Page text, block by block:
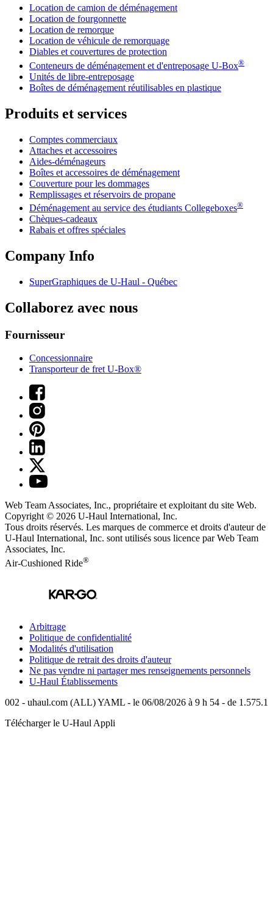
Location de camion de déménagement
Location de fourgonnette
Location de remorque
Location de véhicule de remorquage
Diables et couvertures de protection
Conteneurs de déménagement et d'entreposage U-Box®
Unités de libre-entreposage
Boîtes de déménagement réutilisables en plastique
Produits et services
Comptes commerciaux
Attaches et accessoires
Aides-déménageurs
Boîtes et accessoires de déménagement
Couverture pour les dommages
Remplissages et réservoirs de propane
Déménagement au service des étudiants Collegeboxes®
Chèques-cadeaux
Rabais et offres spéciales
Company Info
SuperGraphiques de U-Haul - Québec
Collaborez avec nous
Fournisseur
Concessionnaire
Transporteur de fret U-Box®
Web Team Associates, Inc., propriétaire et exploitant du site Web.
Copyright © 2026 U-Haul International, Inc.
Tous droits réservés. Les marques de commerce et droits d'auteur de
U-Haul International, Inc. sont utilisés sous licence par Web Team
Associates, Inc.
Air-Cushioned Ride®
Arbitrage
Politique de confidentialité
Modalités d'utilisation
Politique de retrait des droits d'auteur
Ne pas vendre ni partager mes renseignements personnels
U-Haul Établissements
002 - uhaul.com (ALL) YAML - le 06/08/2026 à 9 h 54 - de 1.575.1
Télécharger le U-Haul Appli